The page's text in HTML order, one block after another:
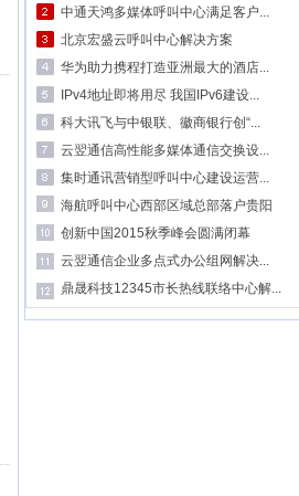
中通天鸿多媒体呼叫中心满足客户...
北京宏盛云呼叫中心解决方案
华为助力携程打造亚洲最大的酒店...
IPv4地址即将用尽 我国IPv6建设...
科大讯飞与中银联、徽商银行创“...
云翌通信高性能多媒体通信交换设...
集时通讯营销型呼叫中心建设运营...
海航呼叫中心西部区域总部落户贵阳
创新中国2015秋季峰会圆满闭幕
云翌通信企业多点式办公组网解决...
鼎晟科技12345市长热线联络中心解...